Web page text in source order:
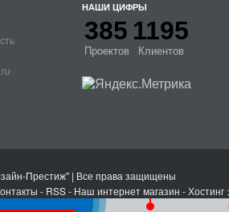
НАШИ ЦИФРЫ
385
Проектов
1195
Клиентов
Престиж" | Все права защищены
- RSS- Наш интернет магазин -Хостинг